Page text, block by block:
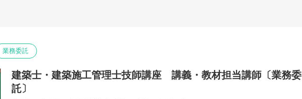
業務委託
建築士・建築施工管理士技師講座 講義・教材担当講師〔業務委
託〕